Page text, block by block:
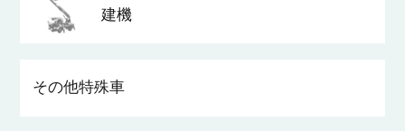
建機
その他特殊車